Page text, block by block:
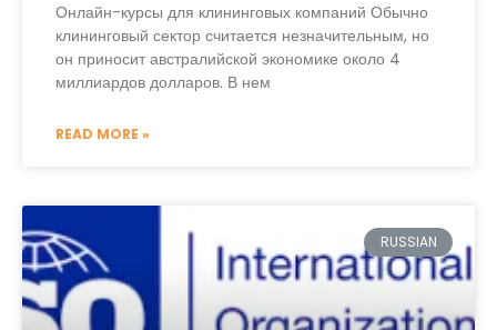
Онлайн-курсы для клининговых компаний Обычно
клининговый сектор считается незначительным, но
он приносит австралийской экономике около 4
миллиардов долларов. В нем
READ MORE »
RUSSIAN